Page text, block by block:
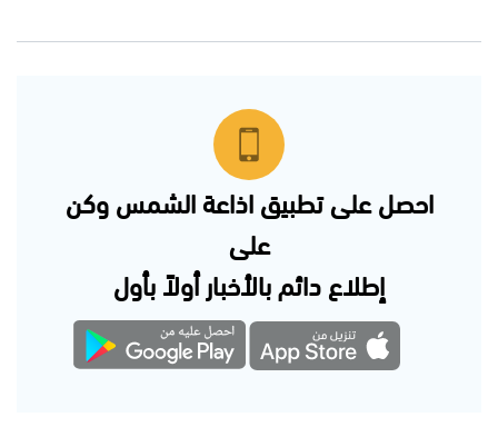
احصل على تطبيق اذاعة الشمس وكن
على
إطلاع دائم بالأخبار أولاً بأول